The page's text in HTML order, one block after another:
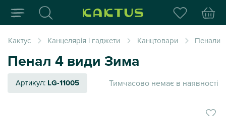
Інтернет-магазин
Кактус Канцелярія і гаджети Канцтовари Пенали
Пенал 4 види Зима
Артикул: LG-11005 Тимчасово немає в наявності